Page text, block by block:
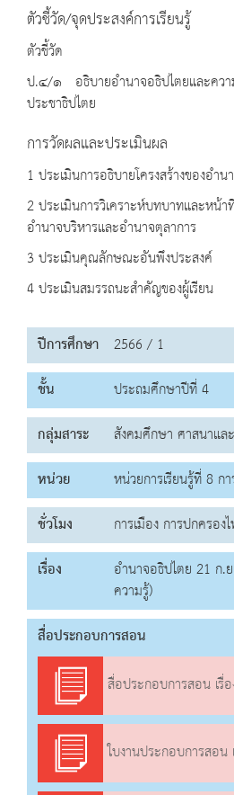
ตัวชี้วัด/จุดประสงค์การเรียนรู้
ตัวชี้วัด
ป.๔/๑ อธิบายอำนาจอธิปไตยและคว
ประชาธิปไตย
การวัดผลและประเมินผล
1 ประเมินการอธิบายโครงสร้างของอำ
2 ประเมินการวิเคราะห์บทบาทและห
อำนาจบริหารและอำนาจตุลาการ
3 ประเมินคุณลักษณะอันพึงประสงค์
4 ประเมินสมรรถนะสำคัญของผู้เรียน
ปีการศึกษา 2566 / 1
ชั้น
ประถมศึกษาปีที่ 4
กลุ่มสาระ
สังคมศึกษา ศาสนาแล
หน่วย
หน่วยการเรียนรู้ที่ 8 ก
ชั่วโมง
การเมือง การปกครอง
เรื่อง
อำนาจอธิปไตย 21 ก.
ความรู้)
สื่อประกอบการสอน
สื่อประกอบการสอน เรื่
ใบงานประกอบการสอน